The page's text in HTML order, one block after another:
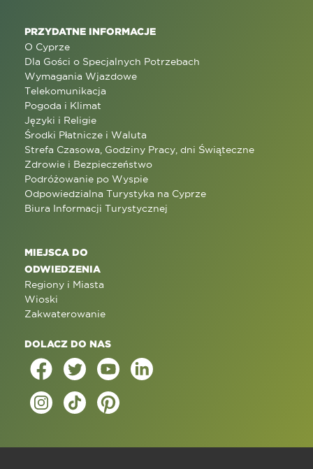
PRZYDATNE INFORMACJE
O Cyprze
Dla Gości o Specjalnych Potrzebach
Wymagania Wjazdowe
Telekomunikacja
Pogoda i Klimat
Języki i Religie
Środki Płatnicze i Waluta
Strefa Czasowa, Godziny Pracy, dni Świąteczne
Zdrowie i Bezpieczeństwo
Podróżowanie po Wyspie
Odpowiedzialna Turystyka na Cyprze
Biura Informacji Turystycznej
MIEJSCA DO
ODWIEDZENIA
Regiony i Miasta
Wioski
Zakwaterowanie
DOLACZ DO NAS